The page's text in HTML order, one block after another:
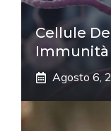
Cellule
Immunità
Agosto 6,